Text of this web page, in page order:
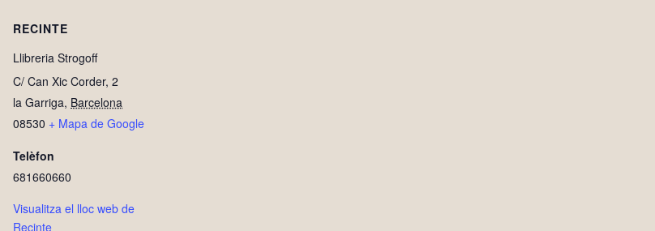
RECINTE
Llibreria Strogoff
C/ Can Xic Corder, 2
la Garriga, Barcelona
08530 + Mapa de Google
Telèfon
681660660
Visualitza el lloc web de
Recinte